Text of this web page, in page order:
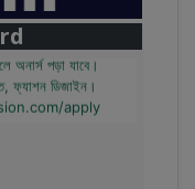
apply
পড়া যাবে।
ফ্যাশন ডিজাইন।
apply